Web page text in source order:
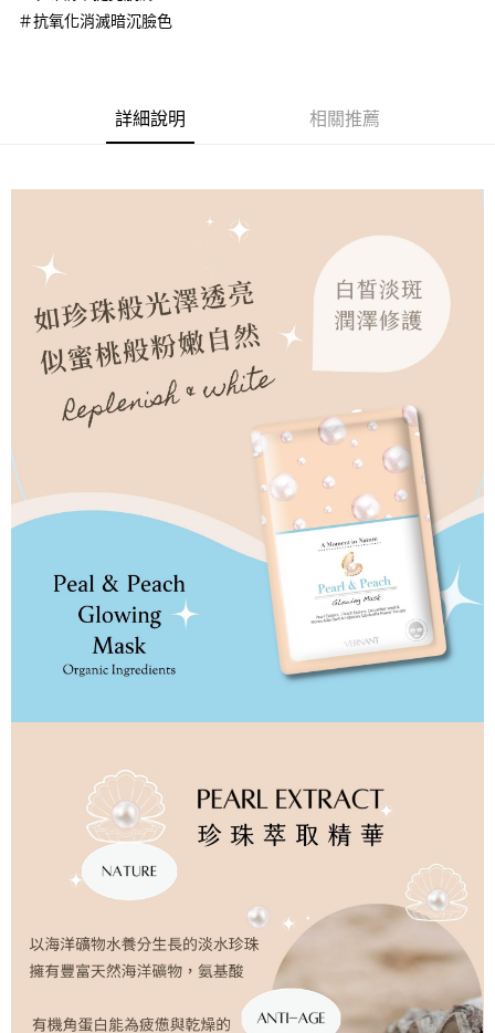
２．訂單成立數日內，您將收到繳費通知簡訊。
３．收到繳費通知簡訊後14天內，點擊此簡訊中的連結，可透過四大超商／
ATM／網路銀行／等多元方式進行付款，方視為交易完成。
購買商品的店家。未經商家同意取消之訂單仍視為有效，需透過AFTEE先享
※ 交易是否成功請以「AFTEE先享後付 」之結帳頁面顯示為準，若有關於
是否繳費成功／繳費後需取消欲退款等相關疑問，請聯繫「AFTEE先享後付
客戶支援中心」
https://netprotections.freshdesk.com/support/home
【注意事項】
１．透過由恩沛科技股份有限公司提供之「AFTEE先享後付」服務完成之交
易，需依本服務之必要範圍內提供個人資料，並將交易相關給付款項請求債
權轉讓予恩沛科技股份有限公司。
２．關於個人資料處理事宜，請瀏覽以下網址：
https://aftee.tw/terms/#terms3
３．未成年的使用者請事先徵得法定代理人或監護人之同意方可使用
「AFTEE先享後付」，若未經同意申辦者引起之損失，本公司不負相關責
４．使用「AFTEE先享後付」時，將依據個別帳號之用戶狀況，依本公司即
時審查核予不同之上限額度；若仍有額度不足之情形，本公司將視審查結果
請求用戶進行身份認證。
５．嚴禁一人註冊多個帳號或使用他人資訊註冊。若發現惡意使用之情形，
恩沛科技股份有限公司將有權停止該用戶之使用額度並採取法律行動。
全家取貨付款
每筆NT$60，滿NT$600(含以上)免運費
每筆NT$60，滿NT$499(含以上)免運費
每筆NT$100，滿NT$600(含以上)免運費
海外配送 查看運費
＃抗氧化消滅暗沉臉色
詳細說明 相關推薦